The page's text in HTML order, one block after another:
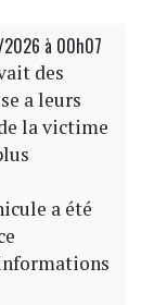
à 00h07
des
a leurs
la victime
a été